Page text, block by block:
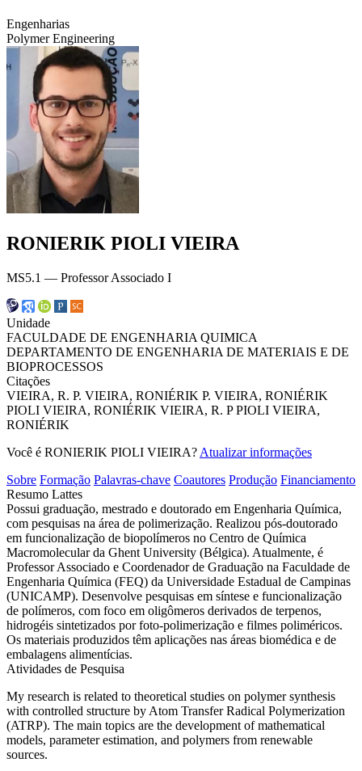
Engenharias
Polymer Engineering
RONIERIK PIOLI VIEIRA
MS5.1 — Professor Associado I
Unidade
FACULDADE DE ENGENHARIA QUIMICA
DEPARTAMENTO DE ENGENHARIA DE MATERIAIS E DE
BIOPROCESSOS
Citações
VIEIRA, R. P. VIEIRA, RONIÉRIK P. VIEIRA, RONIÉRIK
PIOLI VIEIRA, RONIÉRIK VIEIRA, R. P PIOLI VIEIRA,
RONIÉRIK
Você é RONIERIK PIOLI VIEIRA? Atualizar informações
Sobre Formação Palavras-chave Coautores Produção Financiamento
Resumo Lattes
Possui graduação, mestrado e doutorado em Engenharia Química,
com pesquisas na área de polimerização. Realizou pós-doutorado
em funcionalização de biopolímeros no Centro de Química
Macromolecular da Ghent University (Bélgica). Atualmente, é
Professor Associado e Coordenador de Graduação na Faculdade de
Engenharia Química (FEQ) da Universidade Estadual de Campinas
(UNICAMP). Desenvolve pesquisas em síntese e funcionalização
de polímeros, com foco em oligômeros derivados de terpenos,
hidrogéis sintetizados por foto-polimerização e filmes poliméricos.
Os materiais produzidos têm aplicações nas áreas biomédica e de
embalagens alimentícias.
Atividades de Pesquisa
My research is related to theoretical studies on polymer synthesis
with controlled structure by Atom Transfer Radical Polymerization
(ATRP). The main topics are the development of mathematical
models, parameter estimation, and polymers from renewable
sources.